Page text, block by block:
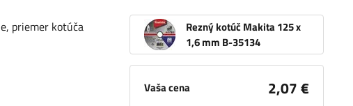
Rezný kotúč Makita 125 x
1,6 mm B-35134
Vaša cena 2,07 €
priemer kotúča